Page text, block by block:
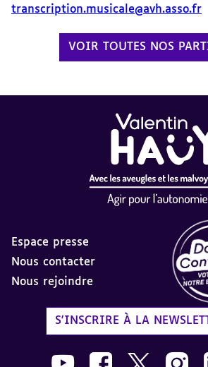
transcription.musicale@avh.asso.fr
VOIR TOUTES NOS
Espace presse
Nous contacter
Nous rejoindre
S'INSCRIRE À LA
Nous suivre sur Youtube
Nous suivre sur
Nous suivre
Nous